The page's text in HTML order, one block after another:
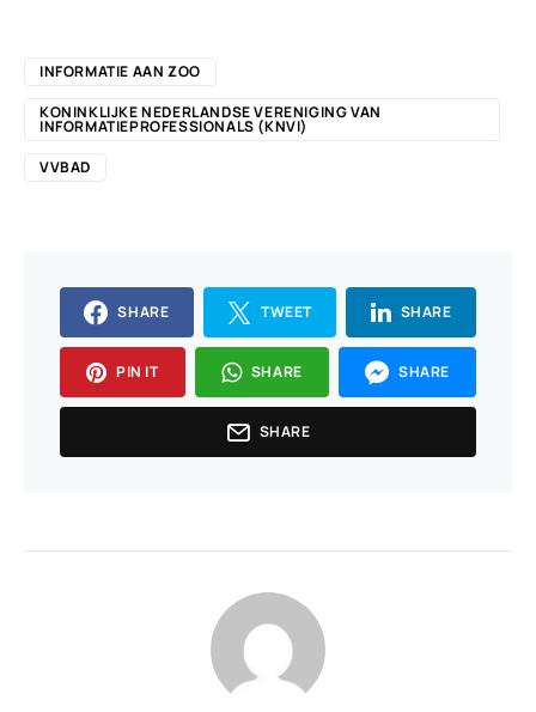
INFORMATIE AAN ZOO
KONINKLIJKE NEDERLANDSE VERENIGING VAN
INFORMATIEPROFESSIONALS (KNVI)
VVBAD
SHARE TWEET SHARE
PIN IT SHARE SHARE
SHARE